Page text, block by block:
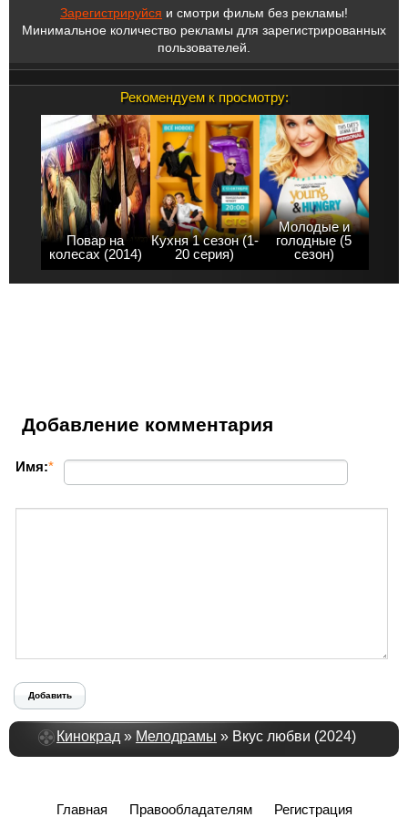
Зарегистрируйся и смотри фильм без рекламы!
Минимальное количество рекламы для зарегистрированных
пользователей.
Рекомендуем к просмотру:
Повар на
колесах (2014)
Кухня 1 сезон (1-
20 серия)
Молодые и
голодные (5
сезон)
Добавление комментария
Имя:*
Добавить
Кинокрад » Мелодрамы » Вкус любви (2024)
Главная Правообладателям Регистрация